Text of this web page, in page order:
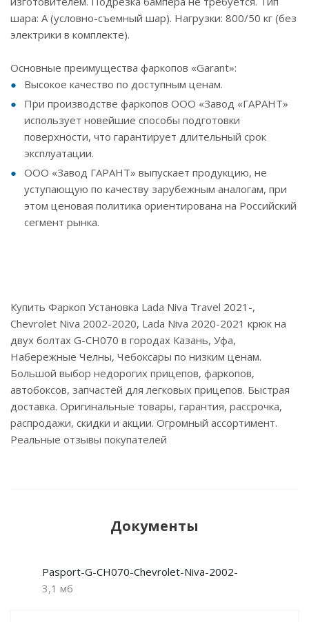
шара: А (условно-съемный шар). Нагрузки: 800/50 кг (без
электрики в комплекте).
Основные преимущества фаркопов «Garant»:
Высокое качество по доступным ценам.
При производстве фаркопов ООО «Завод «ГАРАНТ»
использует новейшие способы подготовки
поверхности, что гарантирует длительный срок
эксплуатации.
ООО «Завод ГАРАНТ» выпускает продукцию, не
уступающую по качеству зарубежным аналогам, при
этом ценовая политика ориентирована на Российский
сегмент рынка.
Купить Фаркоп Установка Lada Niva Travel 2021-,
Chevrolet Niva 2002-2020, Lada Niva 2020-2021 крюк на
двух болтах G-CH070 в городах Казань, Уфа,
Набережные Челны, Чебоксары по низким ценам.
Большой выбор недорогих прицепов, фаркопов,
автобоксов, запчастей для легковых прицепов. Быстрая
доставка. Оригинальные товары, гарантия, рассрочка,
распродажи, скидки и акции. Огромный ассортимент.
Реальные отзывы покупателей
Документы
Pasport-G-CH070-Chevrolet-Niva-2002-
3,1 мб